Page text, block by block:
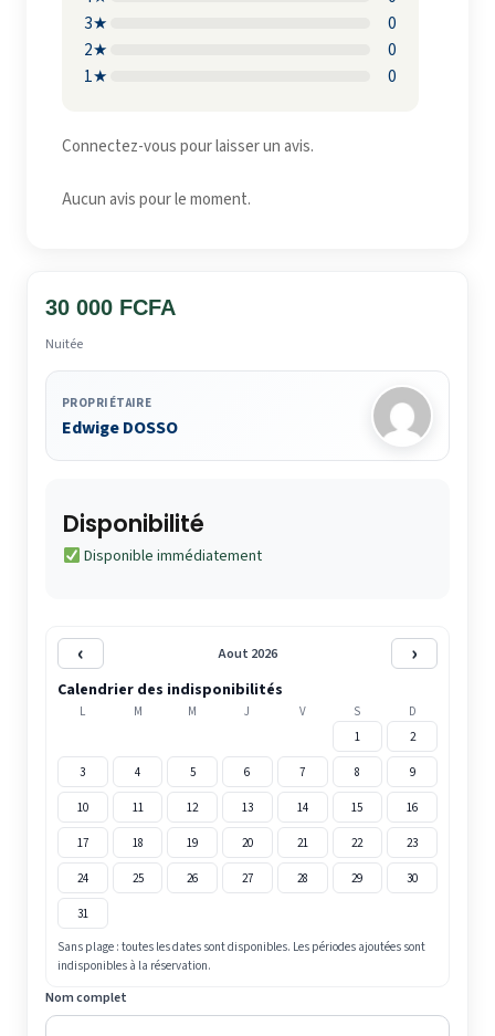
3★
0
2★
0
1★
0
Connectez-vous pour laisser un avis.
Aucun avis pour le moment.
30 000 FCFA
Nuitée
PROPRIÉTAIRE
Edwige DOSSO
Disponibilité
Disponible immédiatement
‹ Aout 2026 ›
Calendrier des indisponibilités
L M M J V S
D
1
2
3 4 5 6 7 8 9
10 11 12 13 14 15 16
17 18 19 20 21 22 23
24 25 26 27 28 29 30
31
Sans plage : toutes les dates sont disponibles. Les périodes ajoutées sont
indisponibles à la réservation.
Nom complet